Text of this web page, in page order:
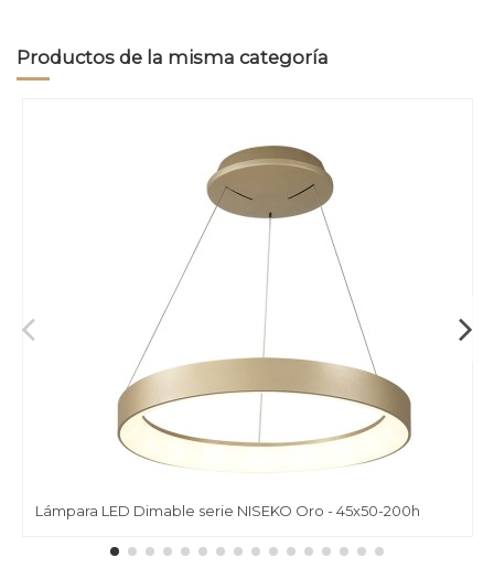
Productos de la misma categoría
Lámpara LED Dimable serie NISEKO Oro - 45x50-200h